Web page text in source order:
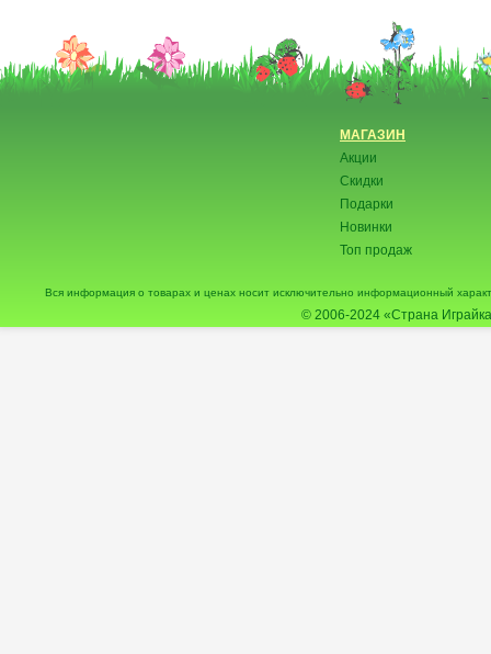
МАГАЗИН
Акции
Скидки
Подарки
Новинки
Топ продаж
Вся информация о товарах и ценах носит исключительно информационный
© 2006-2024 «Страна